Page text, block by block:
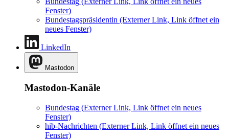
Fenster)
Bundestagspräsidentin (Externer Link, Link öffnet ein
neues Fenster)
LinkedIn
Mastodon
Mastodon-Kanäle
Bundestag (Externer Link, Link öffnet ein neues
Fenster)
hib-Nachrichten (Externer Link, Link öffnet ein neues
Fenster)